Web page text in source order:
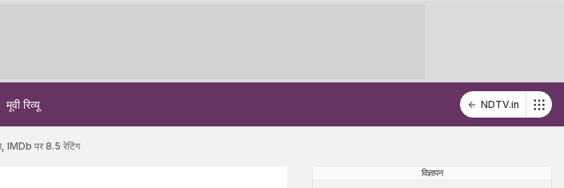
मूवी रिव्यू NDTV.in
IMDb पर 8.5 रेटिंग
विज्ञापन